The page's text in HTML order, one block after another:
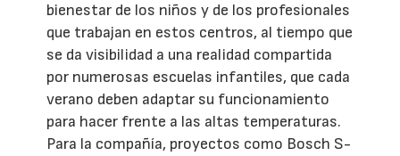
bienestar de los niños y de los profesionales
que trabajan en estos centros, al tiempo que
se da visibilidad a una realidad compartida
por numerosas escuelas infantiles, que cada
verano deben adaptar su funcionamiento
para hacer frente a las altas temperaturas.
Para la compañía, proyectos como Bosch S-